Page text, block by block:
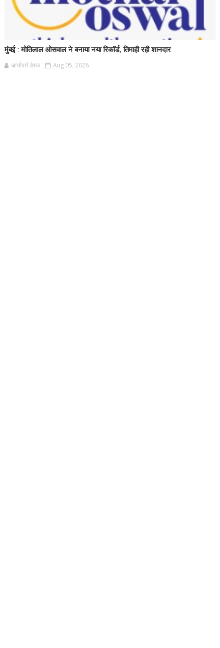
मुंबई : मोतिलाल ओसवाल ने बनाया नया रिकॉर्ड, तिमाही रही शानदार
आर्यावर्त डेस्क Aug 05, 2026